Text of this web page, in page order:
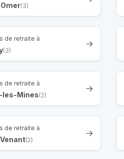
(3)
de retraite à
(3)
de retraite à
Mines(2)
de retraite à
(2)